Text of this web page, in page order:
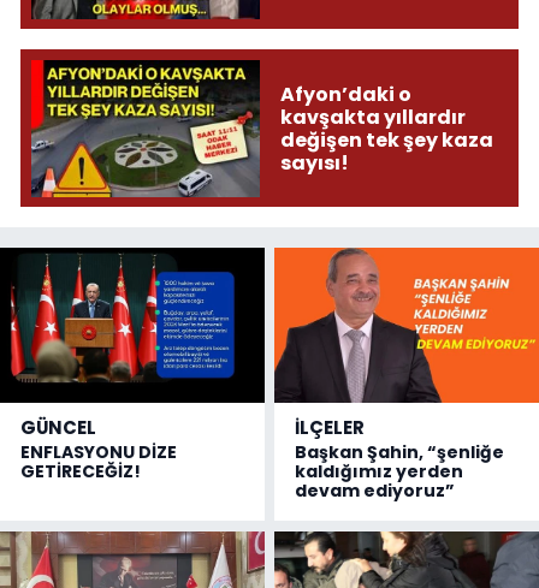
olmuş...
Afyon’daki o
kavşakta yıllardır
değişen tek şey kaza
sayısı!
GÜNCEL
ENFLASYONU DİZE
GETİRECEĞİZ!
İLÇELER
Başkan Şahin, “şenliğe
kaldığımız yerden
devam ediyoruz”